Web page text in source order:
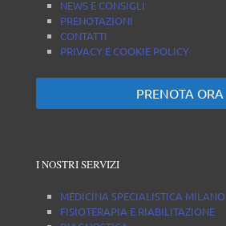
NEWS E CONSIGLI
PRENOTAZIONI
CONTATTI
PRIVACY E COOKIE POLICY
PRENOTA ORA
I NOSTRI SERVIZI
MEDICINA SPECIALISTICA MILANO
FISIOTERAPIA E RIABILITAZIONE